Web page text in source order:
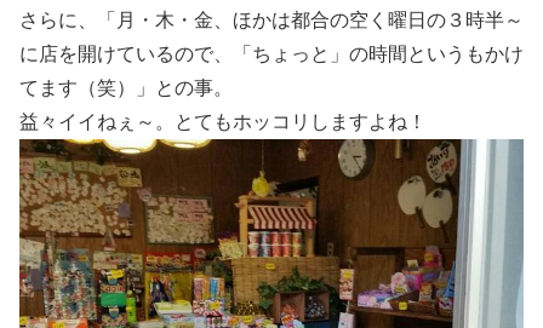
さらに、「月・木・金、ほかは都合の空く曜日の３時半～
に店を開けているので、「ちょっと」の時間というもかけ
てます（笑）」との事。
益々イイねぇ～。とてもホッコリしますよね！